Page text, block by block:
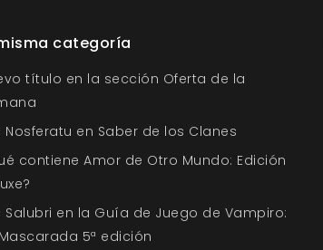
categoría
título en la sección Oferta de la
Nosferatu en Saber de los Clanes
contiene Amor de Otro Mundo: Edición
Salubri en la Guía de Juego de Vampiro:
5ª edición